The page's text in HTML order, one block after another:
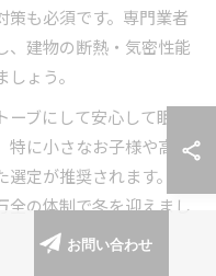
策も必須です。専門業者
、建物の断熱・気密性能
ょう。
ブにして安心して眠れ
特に小さなお子様や高齢
定が推奨されます。設
全の体制で冬を迎えまし
お問い合わせ